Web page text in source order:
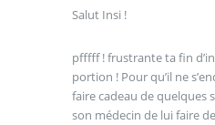
Salut Insi !
pfffff ! frustrante ta fin
portion ! Pour qu’il ne
faire cadeau de quelques
son médecin de lui faire